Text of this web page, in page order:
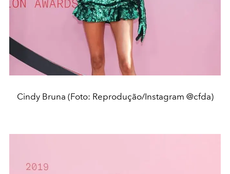
Cindy Bruna (Foto: Reprodução/Instagram @cfda)